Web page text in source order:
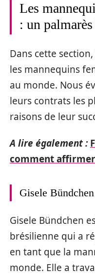
Les
: un
Dans cette
les mannequins
au monde. Nous
leurs contrats les
raisons de leur
A lire également :
comment
Gisele
Gisele Bündchen
brésilienne qui a
en tant que la
monde. Elle a